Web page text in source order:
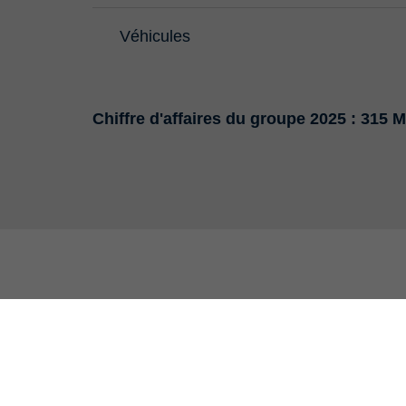
Véhicules
Chiffre d'affaires du groupe 2025 : 315